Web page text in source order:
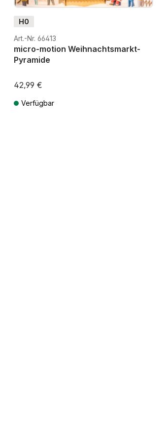
H0
Art.-Nr. 66413
micro-motion Weihnachtsmarkt-
Pyramide
42,99 €
Verfügbar